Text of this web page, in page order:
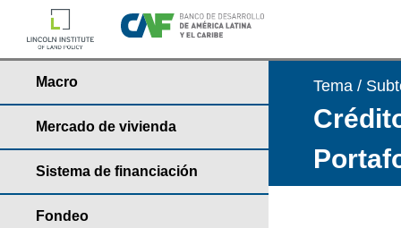
Macro
Mercado de vivienda
Sistema de financiación
Fondeo
Tema /